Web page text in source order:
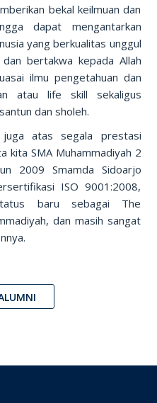
bekal keilmuan dan
dapat mengantarkan
yang berkualitas unggul
bertakwa kepada Allah
ilmu pengetahuan dan
atau life skill sekaligus
dan sholeh.
atas segala prestasi
kita SMA Muhammadiyah 2
2009 Smamda Sidoarjo
ISO 9001:2008,
baru sebagai The
dan masih sangat